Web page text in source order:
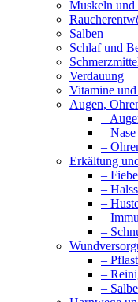
Muskeln und
Salben
Schlaf und
Verdauung
Vitamine
Augen,
–
– Nase
–
Erkältung
–
–
–
–
–
–
–
–